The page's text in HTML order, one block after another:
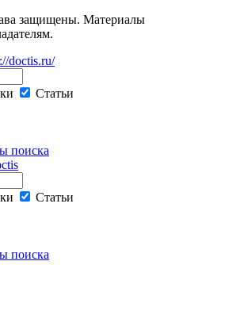
защищены. Материалы
doctis.ru/
Статьи
поиска
Статьи
поиска